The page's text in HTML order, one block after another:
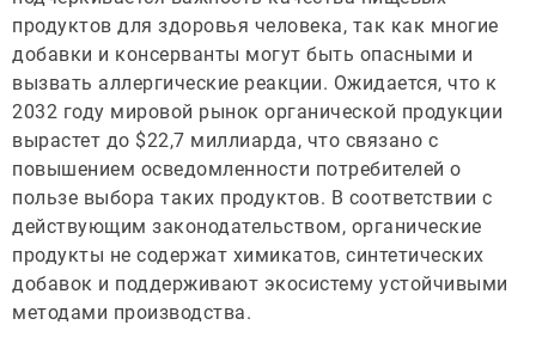
продуктов для здоровья человека, так как многие
добавки и консерванты могут быть опасными и
вызвать аллергические реакции. Ожидается, что к
2032 году мировой рынок органической продукции
вырастет до $22,7 миллиарда, что связано с
повышением осведомленности потребителей о
пользе выбора таких продуктов. В соответствии с
действующим законодательством, органические
продукты не содержат химикатов, синтетических
добавок и поддерживают экосистему устойчивыми
методами производства.